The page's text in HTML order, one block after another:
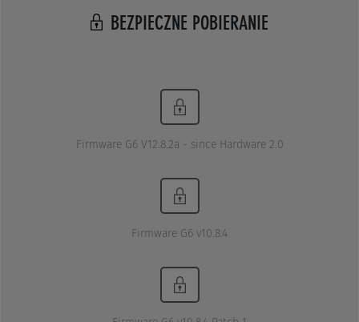
BEZPIECZNE POBIERANIE
Firmware G6 V12.8.2a - since Hardware 2.0
Firmware G6 v10.8.4